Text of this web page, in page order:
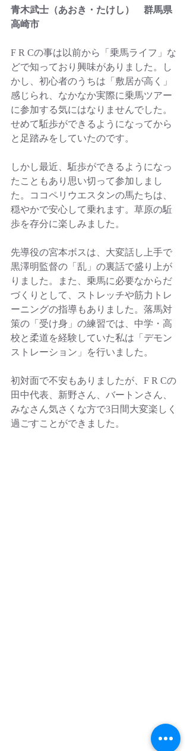
青木武士（あおき・たけし）　群馬県
高崎市
F R Cの事は以前から「乗馬ライフ」な
どで知っており興味がありました。し
かし、初心者のうちは「敷居が高く」
感じられ、なかなか実際に乗馬ツアー
に参加する気にはなりませんでした。
せめて駈歩ができるようになってから
と足踏みをしていたのです。
しかし最近、駈歩ができるようになっ
たこともあり思い切って参加しまし
た。ココペリウエスタンの馬たちは、
穏やかで安心して乗れます。草原の駈
歩を存分に楽しみました。
先導役の宮本ボスは、大変話し上手で
黒澤明監督の「乱」の裏話で盛り上が
りました。また、乗馬に必要なからだ
づくりとして、ストレッチや筋力トレ
ーニングの指導もありました。落馬対
策の「受け身」の練習では、中学・高
校と柔道を経験していた私は「デモン
ストレーション」を行いました。
初対面で不安もありましたが、F R Cの
田中代表、新野さん、バートンさん、
みなさん気さくな方で3日間大変楽しく
過ごすことができました。